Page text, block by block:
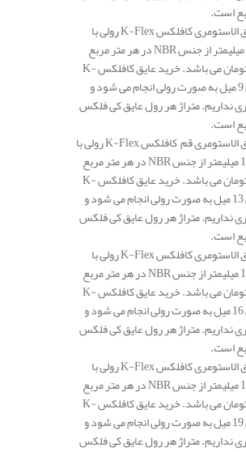
قیمت عایق الاستومری کافلکس K-Flex رولی با
ضخامت 9 میلیمتر از جنس NBR در هر متر مربع
489.500 تومان می باشد. خرید عایق کافلکس K-
Flex رولی 9 میل به صورت رولی انجام می شود و
نداریم. متراژ هر رول عایق کی فلکس
قیمت عایق الاستومری قم کافلکس K-Flex رولی با
ضخامت 13 میلیمتر از جنس NBR در هر متر مربع
709.500 تومان می باشد. خرید عایق کافلکس K-
Flex رولی 13 میل به صورت رولی انجام می شود و
نداریم. متراژ هر رول عایق کی فلکس
قیمت عایق الاستومری کافلکس K-Flex رولی با
ضخامت 16 میلیمتر از جنس NBR در هر متر مربع
874.500 تومان می باشد. خرید عایق کافلکس K-
Flex رولی 16 میل به صورت رولی انجام می شود و
نداریم. متراژ هر رول عایق کی فلکس
قیمت عایق الاستومری کافلکس K-Flex رولی با
ضخامت 19 میلیمتر از جنس NBR در هر متر مربع
984.500 تومان می باشد. خرید عایق کافلکس K-
Flex رولی 19 میل به صورت رولی انجام می شود و
نداریم. متراژ هر رول عایق کی فلکس